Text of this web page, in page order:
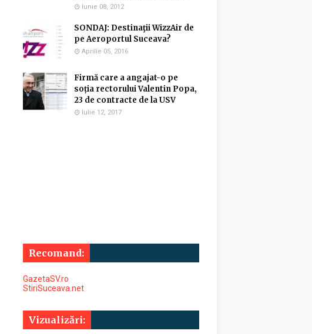
Iunie 08, 2012
SONDAJ: Destinaţii WizzAir de
pe Aeroportul Suceava?
Aprilie 05, 2016
Firmă care a angajat-o pe
soția rectorului Valentin Popa,
23 de contracte de la USV
Iulie 12, 2017
Recomand:
GazetaSV.ro
StiriSuceava.net
Vizualizări: